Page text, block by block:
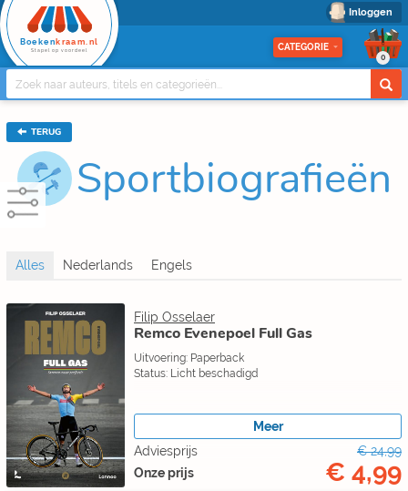
Inloggen
Boeken kraam.nl
Stapel op voordeel CATEGORIE
0
TERUG
Sportbiografieën
Filip Osselaer
Remco Evenepoel Full Gas
Uitvoering: Paperback
Status: Licht beschadigd
Meer
Adviesprijs
€ 24,99
Onze prijs
€ 4,99